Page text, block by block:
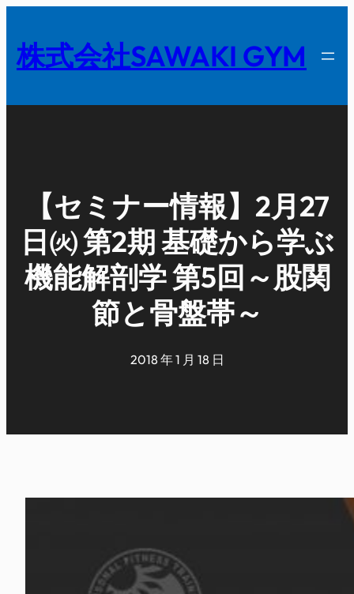
を
キ
株式会社SAWAKI GYM
【セミナー情報】2月27
日㈫ 第2期 基礎から学ぶ
機能解剖学 第5回～股関
節と骨盤帯～
2018 年 1 月 18 日